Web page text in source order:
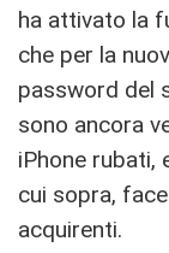
ha attivato la
che per la
password del
sono ancora
iPhone rubati,
cui sopra,
acquirenti.